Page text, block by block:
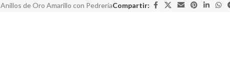
Anillos de Oro Amarillo con PedreríaCompartir: